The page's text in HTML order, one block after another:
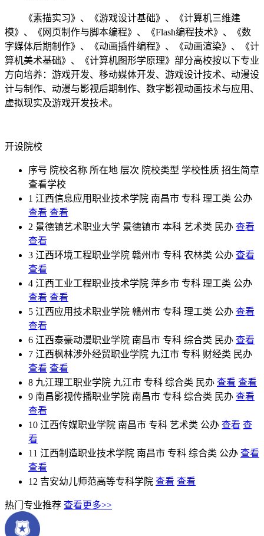
《素描实习》、《游戏设计基础》、《计算机三维建
模》、《网页制作与脚本编程》、《Flash编程技术》、《数
字媒体后期制作》、《动画插件编程》、《动画渲染》、《计
算机美术基础》、《计算机图形学原理》部分高校按以下专业
方向培养：游戏开发、移动媒体开发、游戏设计技术、动漫设
计与制作、动漫与影视后期制作、数字影视动画技术与应用、
虚拟现实及游戏开发技术。
开设院校
序号 院校名称 所在地 层次 院校类型 学校性质 招生简章
查看学校
1 江西信息应用职业技术学院 南昌市 专科 理工类 公办
查看 查看
2 景德镇艺术职业大学 景德镇市 本科 艺术类 民办 查看
查看
3 江西环境工程职业学院 赣州市 专科 农林类 公办 查看
查看
4 江西工业工程职业技术学院 萍乡市 专科 理工类 公办
查看 查看
5 江西应用技术职业学院 赣州市 专科 理工类 公办 查看
查看
6 江西泰豪动漫职业学院 南昌市 专科 综合类 民办 查看
7 江西枫林涉外经贸职业学院 九江市 专科 财经类 民办
查看 查看
8 九江理工职业学院 九江市 专科 综合类 民办 查看 查看
9 南昌影视传播职业学院 南昌市 专科 综合类 民办 查看
查看
10 江西传媒职业学院 南昌市 专科 艺术类 公办 查看 查
看
11 江西制造职业技术学院 南昌市 专科 综合类 公办 查看
查看
12 吉安幼儿师范高等专科学院 查看 查看
热门专业推荐 查看更多>>